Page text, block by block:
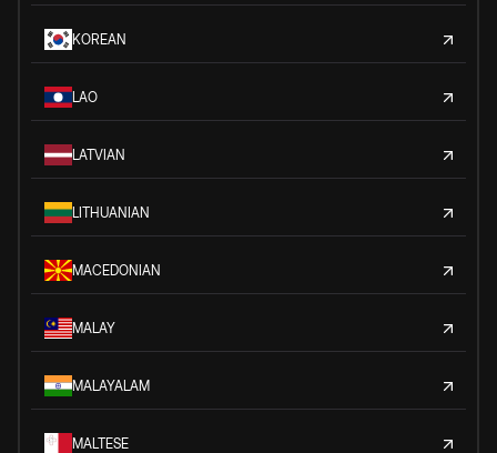
KOREAN
LAO
LATVIAN
LITHUANIAN
MACEDONIAN
MALAY
MALAYALAM
MALTESE